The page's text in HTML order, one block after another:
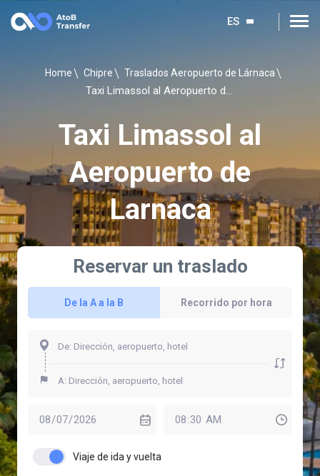
ES
Home Chipre Traslados Aeropuerto de Lárnaca
Taxi Limassol al Aeropuerto de Larnaca
Taxi Limassol al
Aeropuerto de
Larnaca
Reservar un traslado
De la A a la B Recorrido por hora
Viaje de ida y vuelta